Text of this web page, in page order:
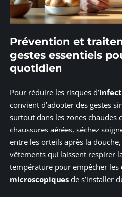
Prévention et
gestes essentiels
quotidien
Pour réduire les risques d’
convient d’adopter des gestes
surtout dans les zones chaudes
chaussures aérées, séchez
entre les orteils après la
vêtements qui laissent respirer
température pour empêcher les
microscopiques de s’installer